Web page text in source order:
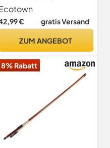
leichter
mit tiefem
kraftvollem Klang für
Niveau
€ gratis Versand
ZUM ANGEBOT
8% Rabatt